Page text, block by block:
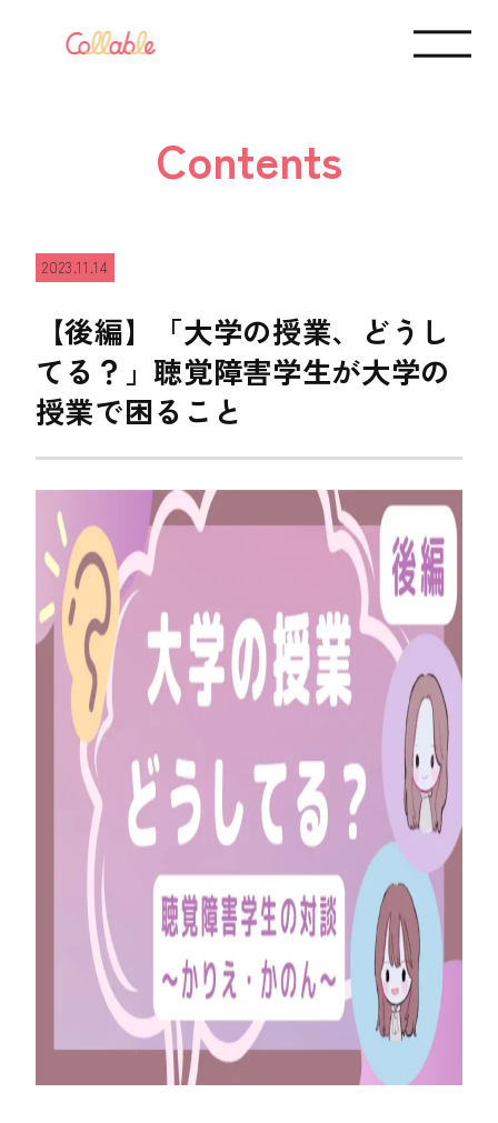
Contents
2023.11.14
【後編】「大学の授業、どうし
てる？」聴覚障害学生が大学の
授業で困ること